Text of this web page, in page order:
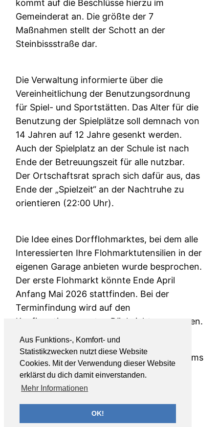
Aus Funktions-, Komfort- und
Statistikzwecken nutzt diese Website
Cookies. Mit der Verwendung dieser Website
erklärst du dich damit einverstanden.
Mehr Informationen
OK!
kommt auf die Beschlüsse hierzu im
Gemeinderat an. Die größte der 7
Maßnahmen stellt der Schott an der
Steinbissstraße dar.
Die Verwaltung informierte über die
Vereinheitlichung der Benutzungsordnung
für Spiel- und Sportstätten. Das Alter für die
Benutzung der Spielplätze soll demnach von
14 Jahren auf 12 Jahre gesenkt werden.
Auch der Spielplatz an der Schule ist nach
Ende der Betreuungszeit für alle nutzbar.
Der Ortschaftsrat sprach sich dafür aus, das
Ende der „Spielzeit“ an der Nachtruhe zu
orientieren (22:00 Uhr).
Die Idee eines Dorfflohmarktes, bei dem alle
Interessierten Ihre Flohmarktutensilien in der
eigenen Garage anbieten wurde besprochen.
Der erste Flohmarkt könnte Ende April
Anfang Mai 2026 stattfinden. Bei der
Terminfindung wird auf den
Konfirmationssonntag Rücksicht genommen.
Die erste Büchersammlung des Bücherwurms
fand letzten Samstag statt. Im September
startet der Bücherwurm im Roßwälder
Ehrenamtlichen renoviert und vorbereitet.